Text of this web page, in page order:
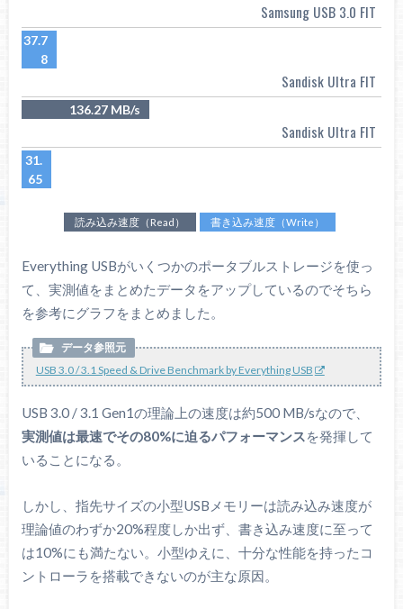
Samsung USB 3.0 FIT
37.7
8
Sandisk Ultra FIT
136.27 MB/s
Sandisk Ultra FIT
31.
65
読み込み速度（Read） 書き込み速度（Write）
Everything USBがいくつかのポータブルストレージを使っ
て、実測値をまとめたデータをアップしているのでそちら
を参考にグラフをまとめました。
USB 3.0 / 3.1 Speed & Drive Benchmark by Everything USB
USB 3.0 / 3.1 Gen1の理論上の速度は約500 MB/sなので、
実測値は最速でその80%に迫るパフォーマンスを発揮して
いることになる。
しかし、指先サイズの小型USBメモリーは読み込み速度が
理論値のわずか20%程度しか出ず、書き込み速度に至って
は10%にも満たない。小型ゆえに、十分な性能を持ったコ
ントローラを搭載できないのが主な原因。